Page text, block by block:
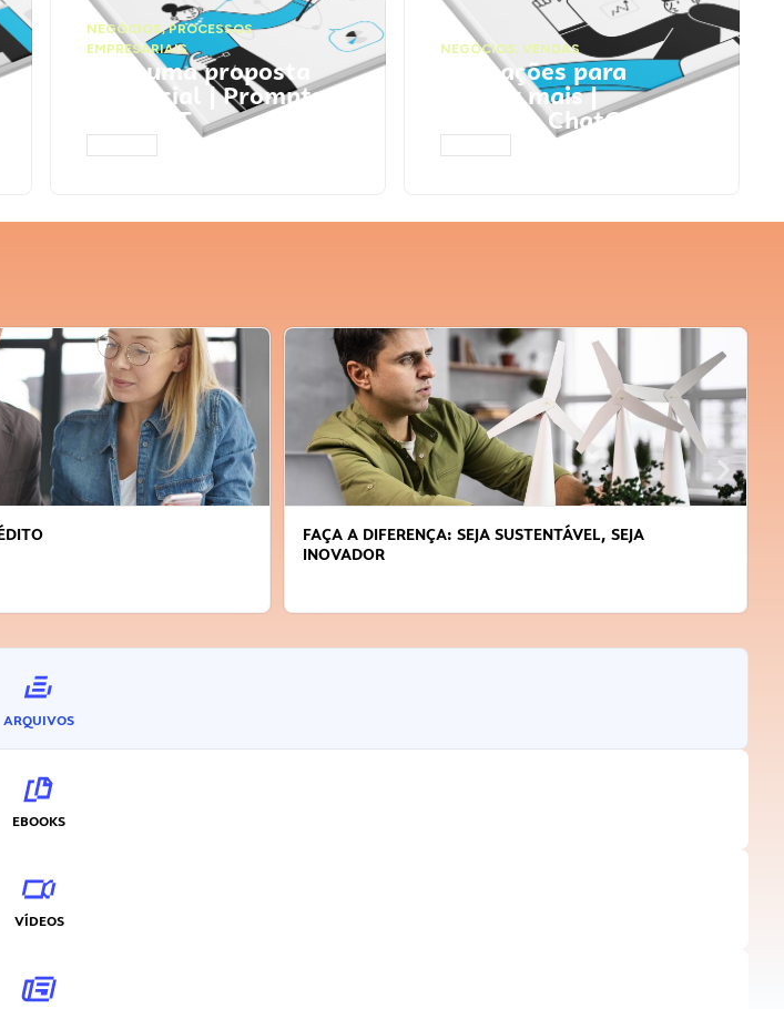
NEGÓCIOS,PROCESSOS
EMPRESARIAIS
Faça uma proposta
comercial | Prompts
ChatGPT
NEGÓCIOS, VENDAS
Faça ações para
vender mais |
Prompts ChatGPT
FAÇA A DIFERENÇA: SEJA SUSTENTÁVEL, SEJA
APRENDA A GERENCIAR O SEU TEMPO
ARQUIVOS
EBOOKS
VÍDEOS